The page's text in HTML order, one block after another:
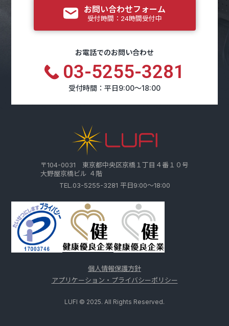
お問い合わせフォーム
受付時間：24時間受付中
お電話でのお問い合わせ
03-5255-3281
受付時間：平日9:00～18:00
〒104-0031 東京都中央区京橋１丁目４番１０号
大野屋京橋ビル ４階
TEL.03-5255-3281 平日9:00～18:00
個人情報保護方針
アプリケーション・プライバシーポリシー
LUFI © 2025. All Rights Reserved.